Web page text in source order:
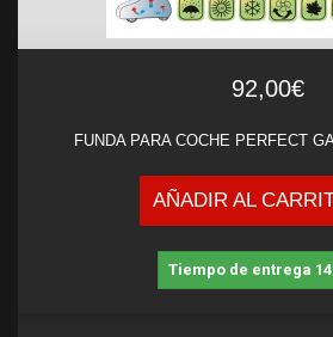
92,00€
FUNDA PARA COCHE PERFECT
AÑADIR AL
Tiempo de entrega